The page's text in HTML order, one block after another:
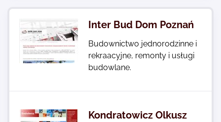
Kontakt
Inter Bud Dom Poznań
Budownictwo jednorodzinne i
rekraacyjne, remonty i usługi
budowlane.
Kondratowicz Olkusz